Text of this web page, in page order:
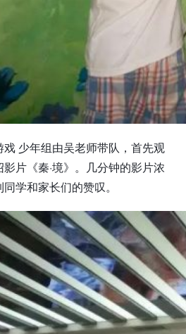
少年组由吴老师带队，首先观
片《秦·境》。几分钟的影片浓
学和家长们的赞叹。